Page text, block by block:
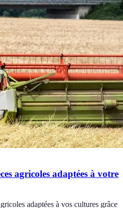
agricoles adaptées à votre
adaptées à vos cultures grâce